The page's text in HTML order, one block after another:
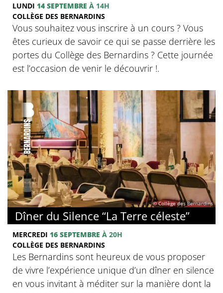
LUNDI 14 SEPTEMBRE À 14H
COLLÈGE DES BERNARDINS
Vous souhaitez vous inscrire à un cours ? Vous
êtes curieux de savoir ce qui se passe derrière les
portes du Collège des Bernardins ? Cette journée
est l’occasion de venir le découvrir !.
© Collège des Bernardins
Dîner du Silence “La Terre céleste”
MERCREDI 16 SEPTEMBRE À 20H
COLLÈGE DES BERNARDINS
Les Bernardins sont heureux de vous proposer
de vivre l’expérience unique d’un dîner en silence
en vous invitant à méditer sur la manière dont la